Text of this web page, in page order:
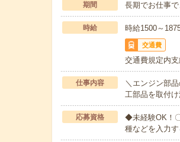
期間 長期でお仕事で
時給 時給1500～
交通費
交通費規定内
仕事内容
＼エンジン部
工部品を取付
応募資格
◆未経験OK！
種などを入力